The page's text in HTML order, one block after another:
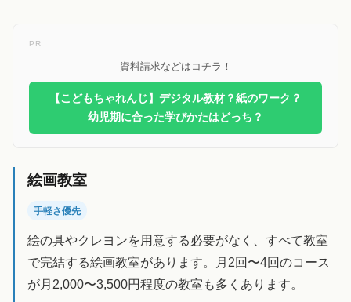
PR
資料請求などはコチラ！
【こどもちゃれんじ】デジタル教材？紙のワーク？
幼児期に合った学びかたはどっち？
絵画教室
手軽さ優先
絵の具やクレヨンを用意する必要がなく、すべて教室
で完結する絵画教室があります。月2回〜4回のコース
が月2,000〜3,500円程度の教室も多くあります。